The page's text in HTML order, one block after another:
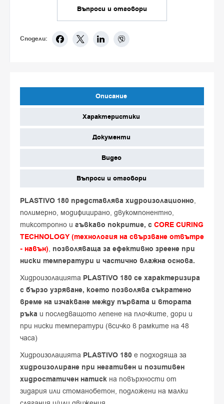
Въпроси и отговори
Сподели:
Описание
Характеристики
Документи
Видео
Въпроси и отговори
PLASTIVO 180 представлява хидроизолационно,
полимерно, модифицирано, двукомпонентно,
тиксотропно и гъвкаво покритие, с CORE CURING
TECHNOLOGY (технология на свързване отвътре
- навън), позволяваща за ефективно зреене при
ниски температури и частично влажна основа.
Хидроизолацията PLASTIVO 180 се характеризира
с бързо узряване, което позволява съкратено
време на изчакване между първата и втората
ръка и последващото лепене на плочките, дори и
при ниски температури (всичко в рамките на 48
часа)
Хидроизолацията PLASTIVO 180 е подходяща за
хидроизолиране при негативен и позитивен
хидростатичен натиск на повърхности от
зидария или стоманобетон, подложени на малки